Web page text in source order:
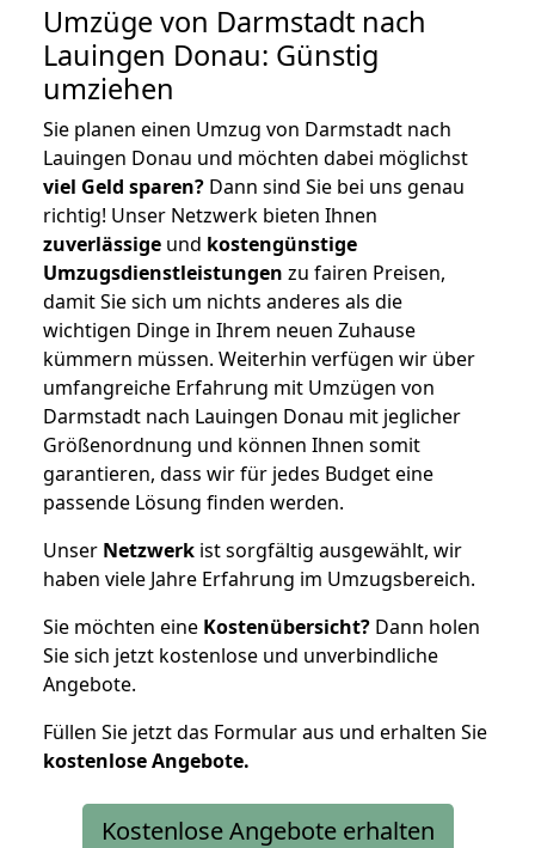
Umzüge von Darmstadt nach
Lauingen Donau: Günstig
umziehen
Sie planen einen Umzug von Darmstadt nach
Lauingen Donau und möchten dabei möglichst
viel Geld sparen? Dann sind Sie bei uns genau
richtig! Unser Netzwerk bieten Ihnen
zuverlässige und kostengünstige
Umzugsdienstleistungen zu fairen Preisen,
damit Sie sich um nichts anderes als die
wichtigen Dinge in Ihrem neuen Zuhause
kümmern müssen. Weiterhin verfügen wir über
umfangreiche Erfahrung mit Umzügen von
Darmstadt nach Lauingen Donau mit jeglicher
Größenordnung und können Ihnen somit
garantieren, dass wir für jedes Budget eine
passende Lösung finden werden.
Unser Netzwerk ist sorgfältig ausgewählt, wir
haben viele Jahre Erfahrung im Umzugsbereich.
Sie möchten eine Kostenübersicht? Dann holen
Sie sich jetzt kostenlose und unverbindliche
Angebote.
Füllen Sie jetzt das Formular aus und erhalten Sie
kostenloseAngebote.
Kostenlose Angebote erhalten